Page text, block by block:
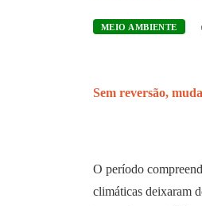
MEIO AMBIENTE
Sem reversão,
O período
climáticas deixaram